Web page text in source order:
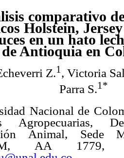
comparativo
Holstein, Jersey
en un hato
de Antioquia en
Z.1 , Victoria
Parra S.1*
Nacional de
Agropecuarias,
Animal, Sede
AA 1779,